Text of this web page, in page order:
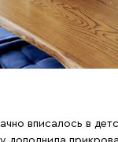
вписалось в